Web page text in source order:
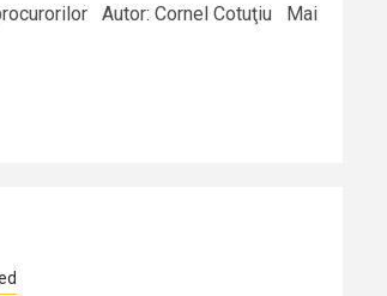
Autor: Cornel Cotuţiu Mai